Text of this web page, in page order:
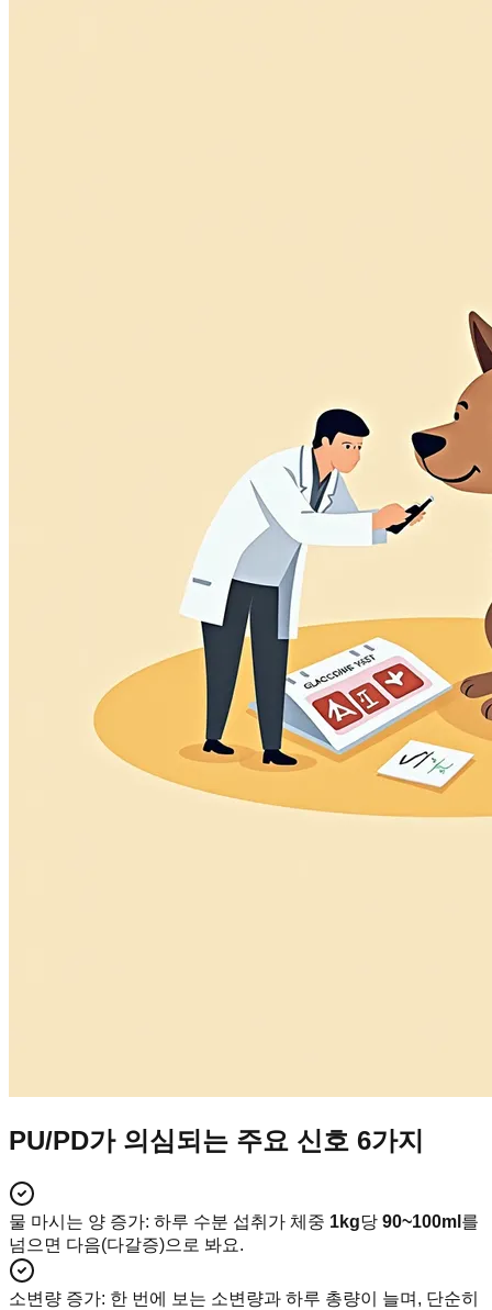
PU/PD가 의심되는 주요 신호 6가지
물 마시는 양 증가: 하루 수분 섭취가 체중 1kg당 90~100ml 를
넘으면 다음(다갈증)으로 봐요.
소변량 증가: 한 번에 보는 소변량과 하루 총량이 늘며, 단순히